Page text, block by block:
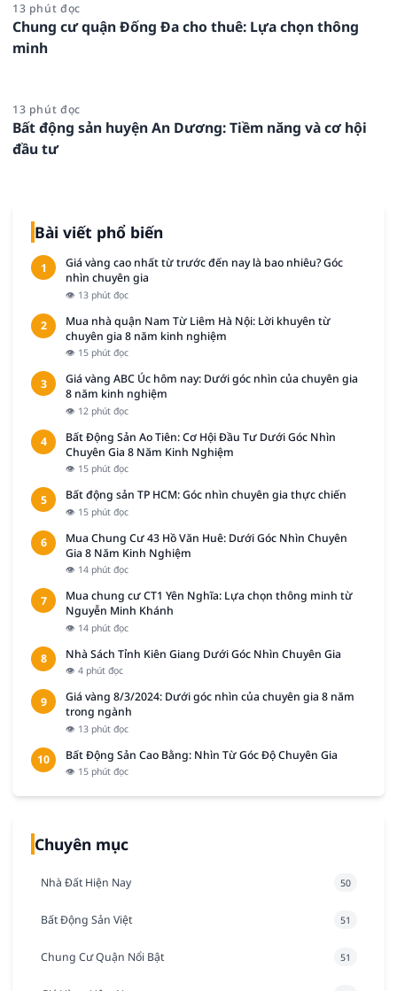
13 phút đọc
Chung cư quận Đống Đa cho thuê: Lựa chọn thông
minh
13 phút đọc
Bất động sản huyện An Dương: Tiềm năng và cơ hội
đầu tư
Bài viết phổ biến
1
Giá vàng cao nhất từ trước đến nay là bao nhiêu? Góc
nhìn chuyên gia
👁 13 phút đọc
2
Mua nhà quận Nam Từ Liêm Hà Nội: Lời khuyên từ
chuyên gia 8 năm kinh nghiệm
👁 15 phút đọc
3
Giá vàng ABC Úc hôm nay: Dưới góc nhìn của chuyên gia
8 năm kinh nghiệm
👁 12 phút đọc
4
Bất Động Sản Ao Tiên: Cơ Hội Đầu Tư Dưới Góc Nhìn
Chuyên Gia 8 Năm Kinh Nghiệm
👁 15 phút đọc
5 Bất động sản TP HCM: Góc nhìn chuyên gia thực chiến
👁 15 phút đọc
6
Mua Chung Cư 43 Hồ Văn Huê: Dưới Góc Nhìn Chuyên
Gia 8 Năm Kinh Nghiệm
👁 14 phút đọc
7
Mua chung cư CT1 Yên Nghĩa: Lựa chọn thông minh từ
Nguyễn Minh Khánh
👁 14 phút đọc
8 Nhà Sách Tỉnh Kiên Giang Dưới Góc Nhìn Chuyên Gia
👁 4 phút đọc
9
Giá vàng 8/3/2024: Dưới góc nhìn của chuyên gia 8 năm
trong ngành
👁 13 phút đọc
10 Bất Động Sản Cao Bằng: Nhìn Từ Góc Độ Chuyên Gia
👁 15 phút đọc
Chuyên mục
Nhà Đất Hiện Nay 50
Bất Động Sản Việt 51
Chung Cư Quận Nổi Bật 51